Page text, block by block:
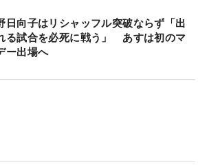
日向子はリシャッフル突破ならず「出
る試合を必死に戦う」 あすは初のマ
ー出場へ